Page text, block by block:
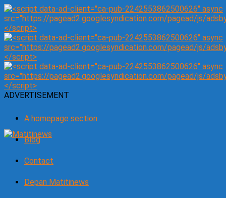
ADVERTISEMENT
A homepage section
Blog
Contact
Depan Matitinews